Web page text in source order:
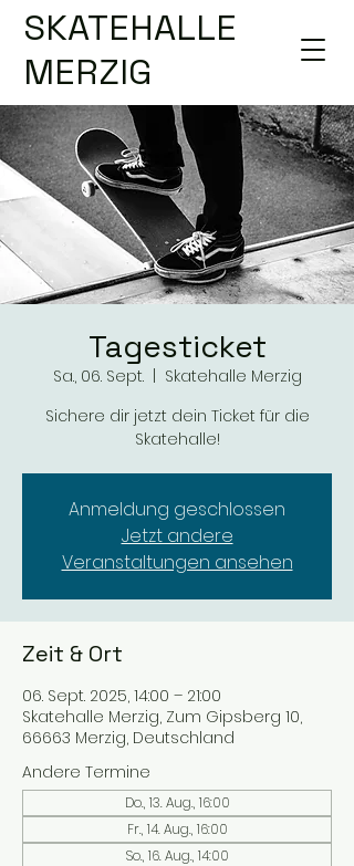
SKATEHALLE
MERZIG
Tagesticket
Sa., 06. Sept.
  |
Skatehalle Merzig
Sichere dir jetzt dein Ticket für die
Skatehalle!
Anmeldung geschlossen
Jetzt andere
Veranstaltungen ansehen
Zeit & Ort
06. Sept. 2025, 14:00 – 21:00
Skatehalle Merzig, Zum Gipsberg 10,
66663 Merzig, Deutschland
Andere Termine
Do., 13. Aug., 16:00
Fr., 14. Aug., 16:00
So., 16. Aug., 14:00